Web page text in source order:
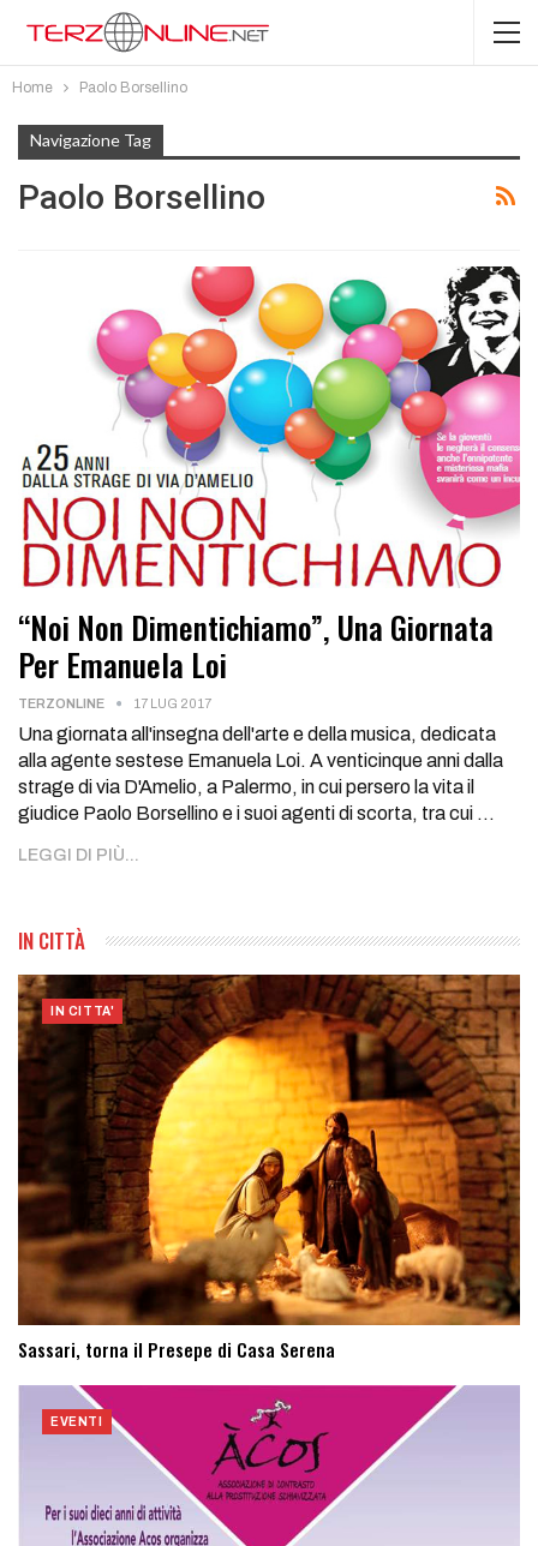
Home Paolo Borsellino
Navigazione Tag
Paolo Borsellino
“Noi Non Dimentichiamo”, Una Giornata
Per Emanuela Loi
TERZONLINE 17 LUG 2017
Una giornata all'insegna dell'arte e della musica, dedicata
alla agente sestese Emanuela Loi. A venticinque anni dalla
strage di via D'Amelio, a Palermo, in cui persero la vita il
giudice Paolo Borsellino e i suoi agenti di scorta, tra cui …
LEGGI DI PIÙ...
IN CITTÀ
IN CITTA'
Sassari, torna il Presepe di Casa Serena
EVENTI